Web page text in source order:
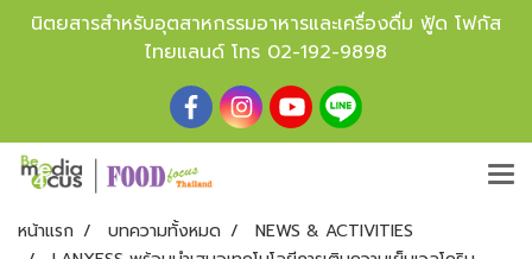
นิตยสารสำหรับอุตสาหกรรมอาหารและเครื่องดื่ม ฟู้ด โฟกัส
ไทยแลนด์ โทร 02-192-9898
หน้าแรก บทความทั้งหมด
NEWS & ACTIVITIES